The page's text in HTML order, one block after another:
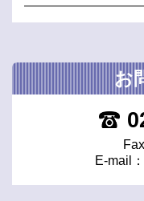
お
E-mail：